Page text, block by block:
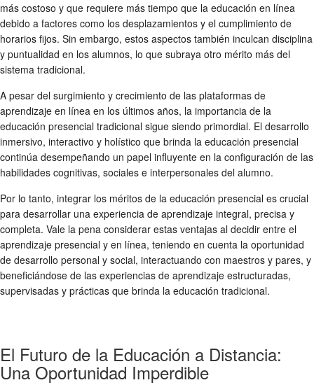
más costoso y que requiere más tiempo que la educación en línea
debido a factores como los desplazamientos y el cumplimiento de
horarios fijos. Sin embargo, estos aspectos también inculcan disciplina
y puntualidad en los alumnos, lo que subraya otro mérito más del
sistema tradicional.
A pesar del surgimiento y crecimiento de las plataformas de
aprendizaje en línea en los últimos años, la importancia de la
educación presencial tradicional sigue siendo primordial. El desarrollo
inmersivo, interactivo y holístico que brinda la educación presencial
continúa desempeñando un papel influyente en la configuración de las
habilidades cognitivas, sociales e interpersonales del alumno.
Por lo tanto, integrar los méritos de la educación presencial es crucial
para desarrollar una experiencia de aprendizaje integral, precisa y
completa. Vale la pena considerar estas ventajas al decidir entre el
aprendizaje presencial y en línea, teniendo en cuenta la oportunidad
de desarrollo personal y social, interactuando con maestros y pares, y
beneficiándose de las experiencias de aprendizaje estructuradas,
supervisadas y prácticas que brinda la educación tradicional.
El Futuro de la Educación a Distancia:
Una Oportunidad Imperdible